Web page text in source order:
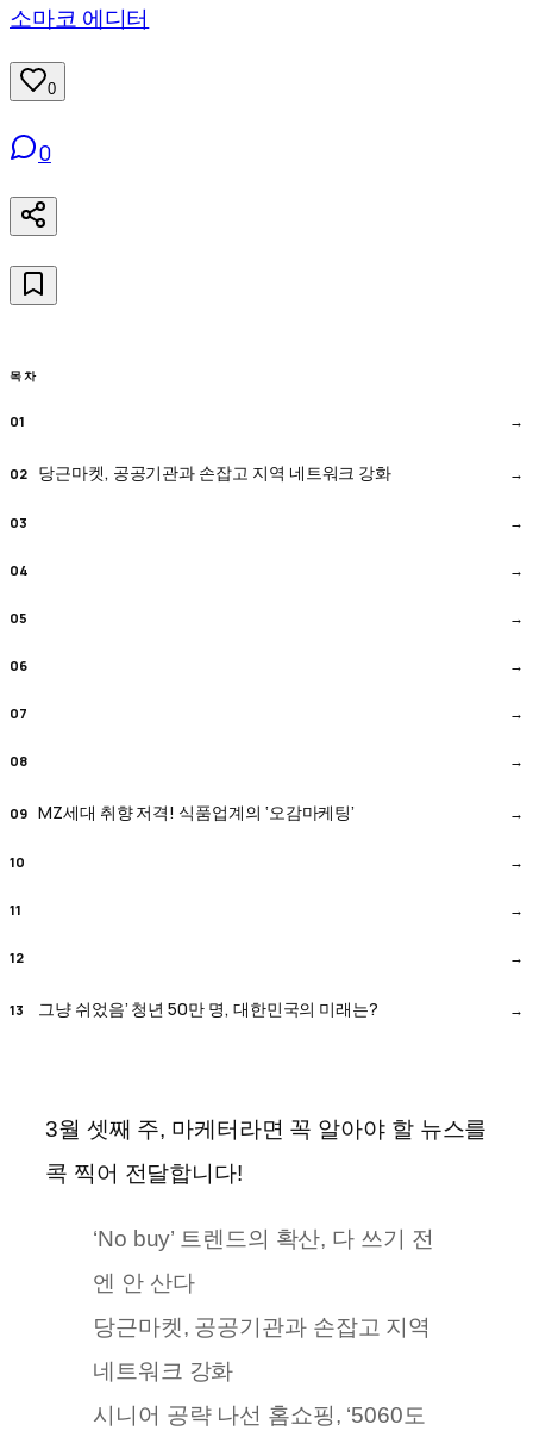
소마코 에디터
0
0
목차
당근마켓, 공공기관과 손잡고 지역 네트워크 강화
MZ세대 취향 저격! 식품업계의 ‘오감마케팅’
그냥 쉬었음’ 청년 50만 명, 대한민국의 미래는?
3월 셋째 주, 마케터라면 꼭 알아야 할 뉴스를
콕 찍어 전달합니다!
‘No buy’ 트렌드의 확산, 다 쓰기 전
엔 안 산다
당근마켓, 공공기관과 손잡고 지역
네트워크 강화
시니어 공략 나선 홈쇼핑, ‘5060도